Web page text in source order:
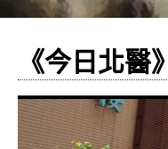
《今日北醫